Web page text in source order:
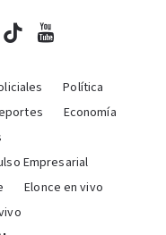
Política
Economía
Empresarial
Elonce en vivo